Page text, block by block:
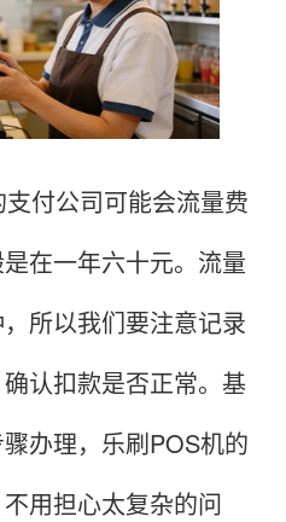
付公司可能会流量费
在一年六十元。流量
所以我们要注意记录
认扣款是否正常。基
办理，乐刷POS机的
用担心太复杂的问